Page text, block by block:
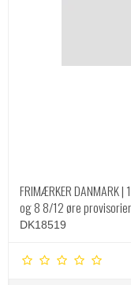
FRIMÆRKER DANMARK
og 8 8/12 øre
DK18519